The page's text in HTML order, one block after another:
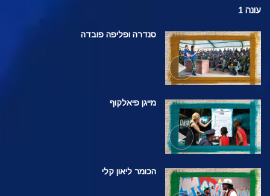
עונה 1
סנדרה ופליפה פובדה
מייגן פיאלקוף
הכומר ליאון קלי